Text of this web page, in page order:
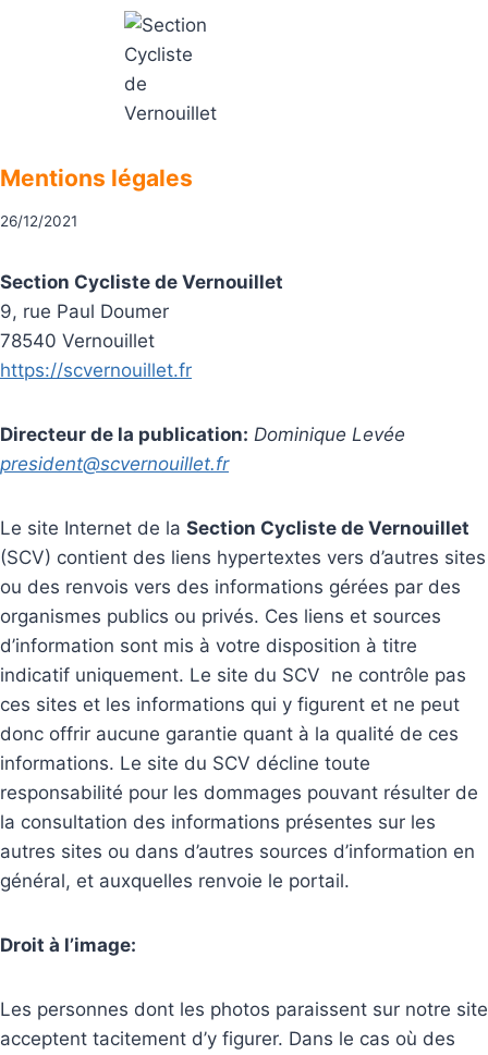
Mentions légales
26/12/2021
Section Cycliste de Vernouillet
9, rue Paul Doumer
78540 Vernouillet
https://scvernouillet.fr
Directeur de la publication: Dominique Levée
president@scvernouillet.fr
Le site Internet de la Section Cycliste de Vernouillet
(SCV) contient des liens hypertextes vers d’autres sites
ou des renvois vers des informations gérées par des
organismes publics ou privés. Ces liens et sources
d’information sont mis à votre disposition à titre
indicatif uniquement. Le site du SCV ne contrôle pas
ces sites et les informations qui y figurent et ne peut
donc offrir aucune garantie quant à la qualité de ces
informations. Le site du SCV décline toute
responsabilité pour les dommages pouvant résulter de
la consultation des informations présentes sur les
autres sites ou dans d’autres sources d’information en
général, et auxquelles renvoie le portail.
Droit à l’image:
Les personnes dont les photos paraissent sur notre site
acceptent tacitement d’y figurer. Dans le cas où des